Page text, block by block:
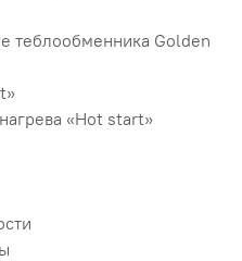
теблообменника Golden
«Hot start»